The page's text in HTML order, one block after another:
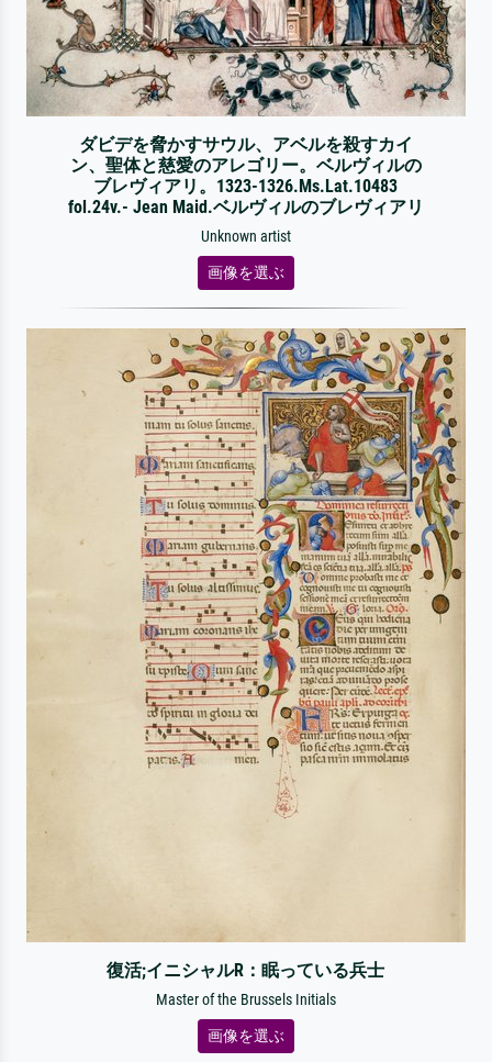
ダビデを脅かすサウル、アベルを殺すカイ
ン、聖体と慈愛のアレゴリー。ベルヴィルの
ブレヴィアリ。1323-1326.Ms.Lat.10483
fol.24v.- Jean Maid.ベルヴィルのブレヴィアリ
Unknown artist
画像を選ぶ
復活;イニシャルR：眠っている兵士
Master of the Brussels Initials
画像を選ぶ